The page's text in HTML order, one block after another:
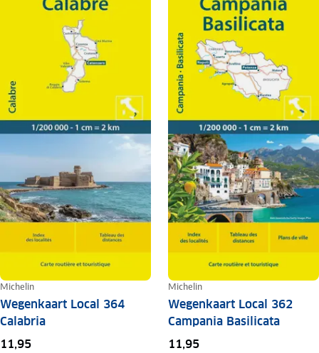
Michelin
Wegenkaart Local 364
Calabria
11,95
Michelin
Wegenkaart Local 362
Campania Basilicata
11,95